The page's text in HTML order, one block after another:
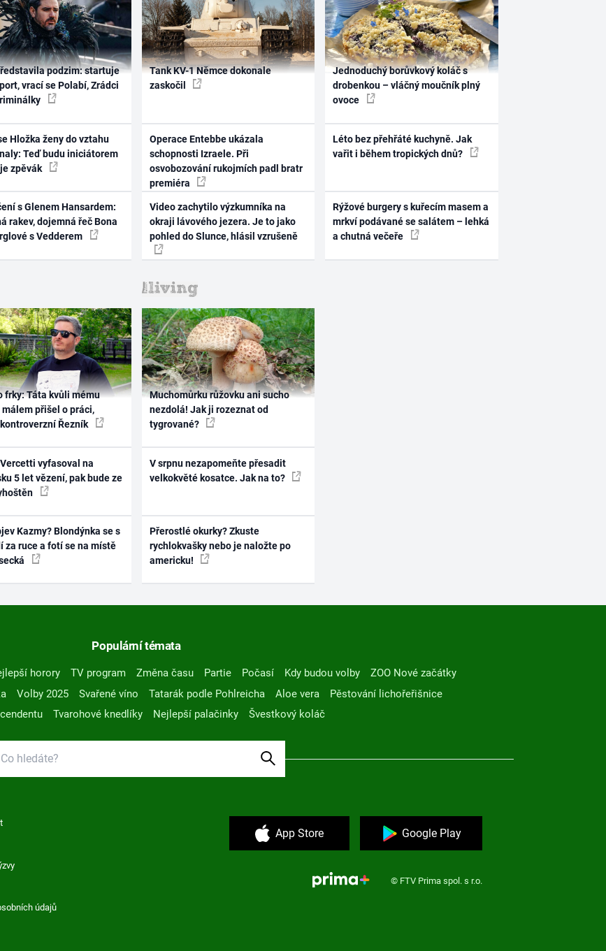
podzim: startuje
vrací se Polabí, Zrádci
Hložka ženy do vztahu
Teď budu iniciátorem
zpěvák
s Glenem Hansardem:
rakev, dojemná řeč Bona
s Vedderem
Tank KV-1 Němce dokonale
zaskočil
Operace Entebbe ukázala
schopnosti Izraele. Při
osvobozování rukojmích padl bratr
premiéra
Video zachytilo výzkumníka na
okraji lávového jezera. Je to jako
pohled do Slunce, hlásil vzrušeně
Jednoduchý borůvkový koláč s
drobenkou – vláčný moučník plný
ovoce
Léto bez přehřáté kuchyně. Jak
vařit i během tropických dnů?
Rýžové burgery s kuřecím masem a
mrkví podávané se salátem – lehká
a chutná večeře
frky: Táta kvůli mému
málem přišel o práci,
Řezník
vyfasoval na
5 let vězení, pak bude ze
Kazmy? Blondýnka se s
za ruce a fotí se na místě
Muchomůrku růžovku ani sucho
nezdolá! Jak ji rozeznat od
tygrované?
V srpnu nezapomeňte přesadit
velkokvěté kosatce. Jak na to?
Přerostlé okurky? Zkuste
rychlokvašky nebo je naložte po
americku!
Populární témata
horory TV program Změna času Partie Počasí Kdy budou volby
ZOO Nové začátky
Volby 2025 Svařené víno Tatarák podle Pohlreicha Aloe vera
Pěstování lichořeřišnice
Tvarohové knedlíky Nejlepší palačinky Švestkový koláč
údajů
App Store Google Play
© FTV Prima spol. s r.o.